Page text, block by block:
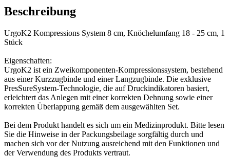
Beschreibung
UrgoK2 Kompressions System 8 cm, Knöchelumfang 18 - 25 cm, 1
Stück
Eigenschaften:
UrgoK2 ist ein Zweikomponenten-Kompressionssystem, bestehend
aus einer Kurzzugbinde und einer Langzugbinde. Die exklusive
PresSureSystem-Technologie, die auf Druckindikatoren basiert,
erleichtert das Anlegen mit einer korrekten Dehnung sowie einer
korrekten Überlappung gemäß dem ausgewählten Set.
Bei dem Produkt handelt es sich um ein Medizinprodukt. Bitte lesen
Sie die Hinweise in der Packungsbeilage sorgfältig durch und
machen sich vor der Nutzung ausreichend mit den Funktionen und
der Verwendung des Produkts vertraut.